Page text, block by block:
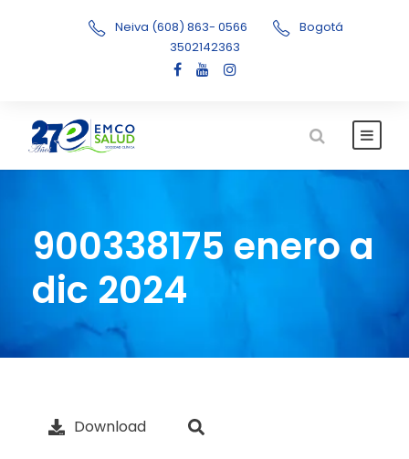
Neiva (608) 863- 0566
Bogotá
3502142363
900338175 enero a
dic 2024
Download